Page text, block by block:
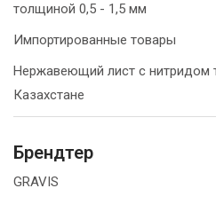
толщиной 0,5 - 1,5 мм
Импортированные товары
Нержавеющий лист с нитридом
Казахстане
Брендтер
GRAVIS